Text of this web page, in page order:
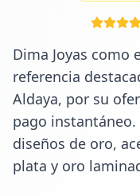
Dima Joyas como
referencia
Aldaya, por su
pago
diseños de oro,
plata y oro